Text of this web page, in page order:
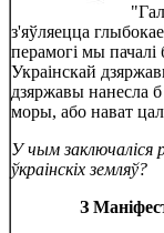
з'яўляецца
перамогі мы пачалі
Украінскай
дзяржавы нанесла
моры, або нават
У чым заключаліся
ўкраінскіх земляў?
З